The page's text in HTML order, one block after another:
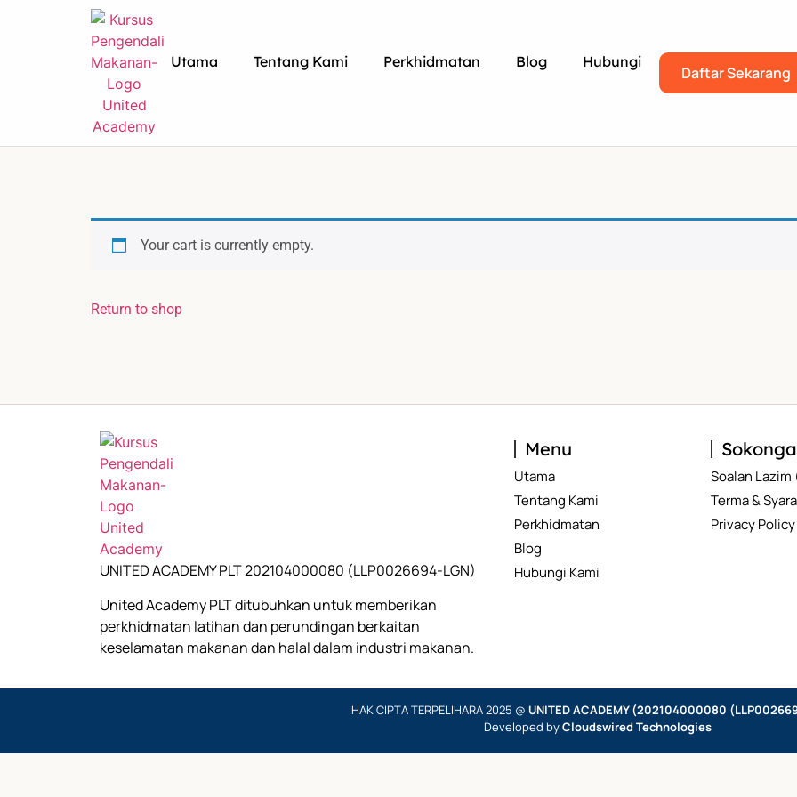
Utama Tentang Kami Perkhidmatan Blog Hubungi
Daftar Sekarang
Your cart is currently empty.
Return to shop
UNITED ACADEMY PLT 202104000080 (LLP0026694-LGN)
United Academy PLT ditubuhkan untuk memberikan
perkhidmatan latihan dan perundingan berkaitan
keselamatan makanan dan halal dalam industri makanan.
Menu
Utama
Tentang Kami
Perkhidmatan
Blog
Hubungi Kami
Soalan Lazim
Terma &
Privacy Policy
HAK CIPTA TERPELIHARA 2025 @ UNITED ACADEMY (202104000080
Developed byCloudswired Technologies